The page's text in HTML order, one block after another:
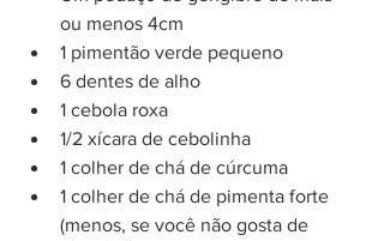
ou menos 4cm
1 pimentão verde pequeno
6 dentes de alho
1 cebola roxa
1/2 xícara de cebolinha
1 colher de chá de cúrcuma
1 colher de chá de pimenta forte
(menos, se você não gosta de